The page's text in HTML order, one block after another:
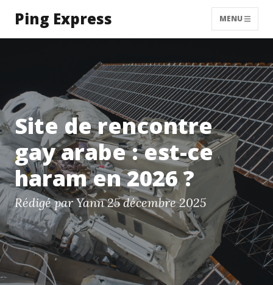
Ping Express MENU
Site de rencontre
gay arabe : est-ce
haram en 2026 ?
Rédigé par Yann25 décembre 2025